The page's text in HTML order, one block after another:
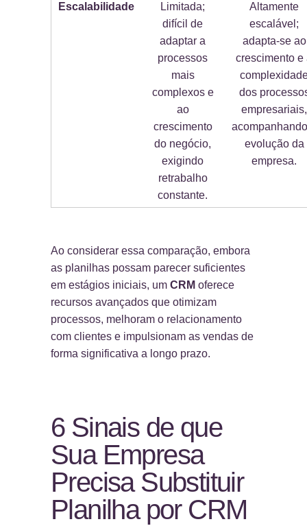
Escalabilidade
Limitada;
difícil de
adaptar a
processos
mais
complexos e
ao
crescimento
do negócio,
exigindo
retrabalho
constante.
Altamente
escalável;
adapta-se ao
crescimento e
dos
empresariais,
evolução da
empresa.
Ao considerar essa comparação, embora
as planilhas possam parecer suficientes
em estágios iniciais, um CRM oferece
recursos avançados que otimizam
processos, melhoram o relacionamento
com clientes e impulsionam as vendas de
forma significativa a longo prazo.
6 Sinais de que
Sua Empresa
Precisa Substituir
Planilha por CRM